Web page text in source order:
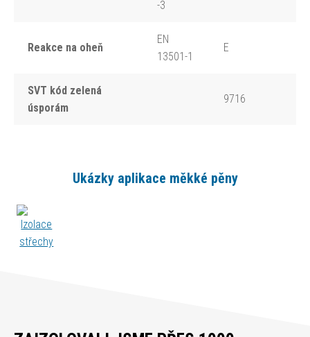
-3
Reakce na oheň
EN
13501-1
E
SVT kód zelená
úsporám
9716
Ukázky aplikace měkké pěny